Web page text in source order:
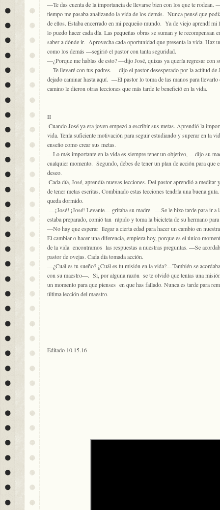
—Te das cuenta de la importancia de llevarse bien con los que te
tiempo me pasaba analizando la vida de los demás. Nunca pensé que
de ellos. Estaba encerrado en mi pequeño mundo. Ya de viejo aprendí
lo puedo hacer cada día. Las pequeñas obras se suman y te recompensan
saber a dónde ir. Aprovecha cada oportunidad que presenta la vida. Haz
como los demás —segirió el pastor con tanta seguridad.
—¿Porque me hablas de esto? —dijo José, quizas ya quería regresar con
—Te llevaré con tus padres. —dijo el pastor desesperado por la actitud
dejado caminar hasta aquí. —El pastor lo toma de las manos para llevarlo
camino le dieron otras lecciones que más tarde le benefició en la vida.
II
Cuando José ya era joven empezó a escribir sus metas. Aprendió la
vida. Tenía suficiente motivación para seguir estudiando y superar en la
enseño como crear sus metas.
—Lo más importante en la vida es siempre tener un objetivo, —dijo su
cualquier momento. Segundo, debes de tener un plan de acción para que
deseo.
Cada día, José, aprendía nuevas lecciones. Del pastor aprendió a meditar
de tener metas escritas. Combinado estas lecciones tendría una buena
queda dormido.
—¡José! ¡José! Levante— gritaba su madre. —Se le hizo tarde para ir a
estaba preparado, comió tan rápido y toma la bicicleta de su hermano
—No hay que esperar llegar a cierta edad para hacer un cambio en
El cambiar o hacer una diferencia, empieza hoy, porque es el único
de la vida encontramos las respuestas a nuestras preguntas. —Se
pastor de ovejas. Cada día tomada acción.
—¿Cuál es tu sueño? ¿Cuál es tu misión en la vida?—También se
con su maestro—. Si, por alguna razón se te olvidó que tenías una
un momento para que pienses en que has fallado. Nunca es tarde para
última lección del maestro.
Editado 10.15.16